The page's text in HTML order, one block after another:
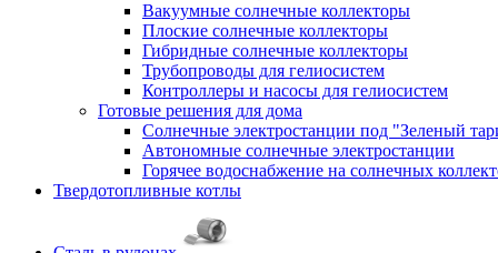
Вакуумные солнечные коллекторы
Плоские солнечные коллекторы
Гибридные солнечные коллекторы
Трубопроводы для гелиосистем
Контроллеры и насосы для гелиосистем
Готовые решения для дома
Солнечные электростанции под "Зеленый
Автономные солнечные электростанции
Горячее водоснабжение на солнечных
Твердотопливные котлы